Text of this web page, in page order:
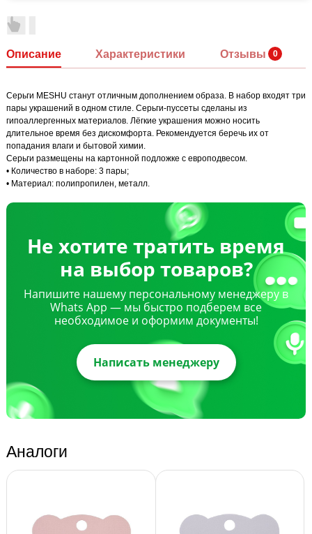
Описание Характеристики Отзывы
Серьги MESHU станут отличным дополнением образа. В набор входят три
пары украшений в одном стиле. Серьги-пуссеты сделаны из
гипоаллергенных материалов. Лёгкие украшения можно носить
длительное время без дискомфорта. Рекомендуется беречь их от
попадания влаги и бытовой химии.
Серьги размещены на картонной подложке с европодвесом.
• Количество в наборе: 3 пары;
• Материал: полипропилен, металл.
Не хотите тратить время
на выбор товаров?
Напишите нашему персональному менеджеру в
Whats App — мы быстро подберем все
необходимое и оформим документы!
Написать менеджеру
Аналоги